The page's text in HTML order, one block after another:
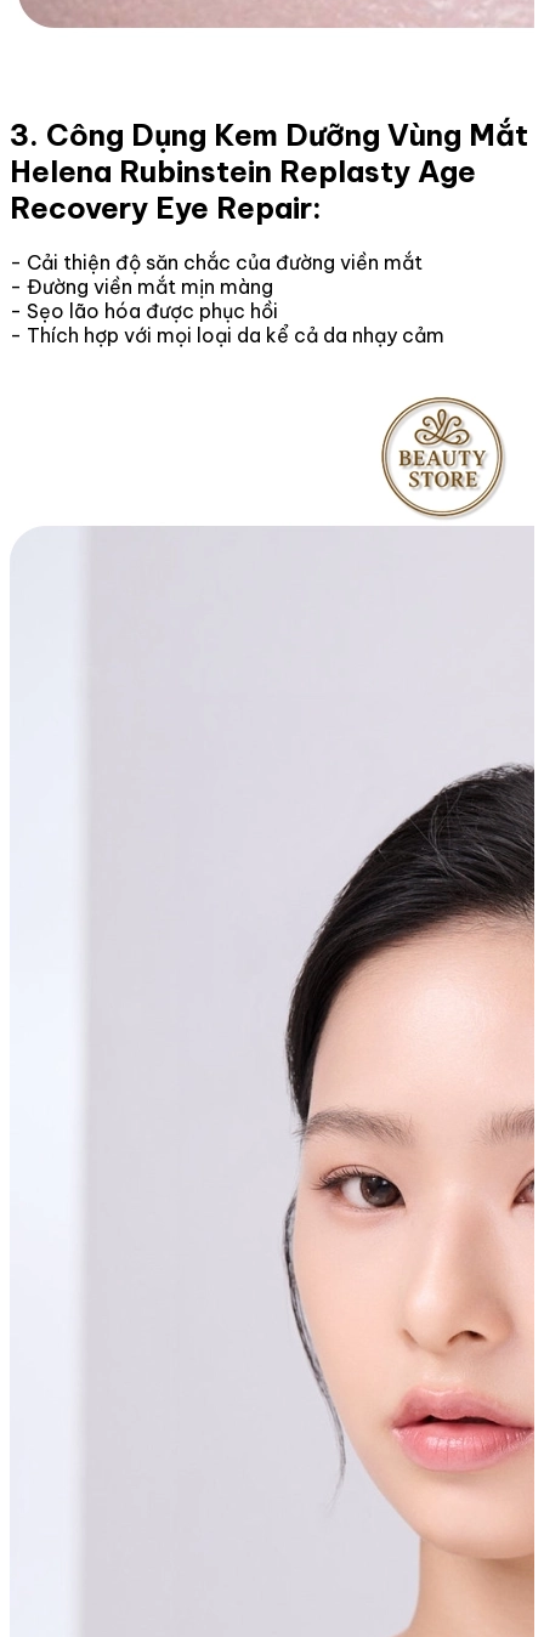
3. Công Dụng Kem Dưỡng Vùng Mắt
Helena Rubinstein Replasty Age
Recovery Eye Repair:
- Cải thiện độ săn chắc của đường viền mắt
- Đường viền mắt mịn màng
- Sẹo lão hóa được phục hồi
- Thích hợp với mọi loại da kể cả da nhạy cảm